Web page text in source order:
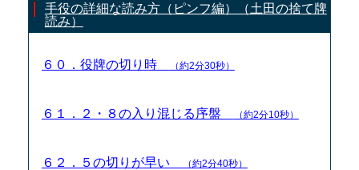
手役の詳細な読み方（ピンフ編）（土田の捨て牌
読み）
６０．役牌の切り時 （約2分30秒）
６１．２・８の入り混じる序盤 （約2分10秒）
６２．５の切りが早い （約2分40秒）